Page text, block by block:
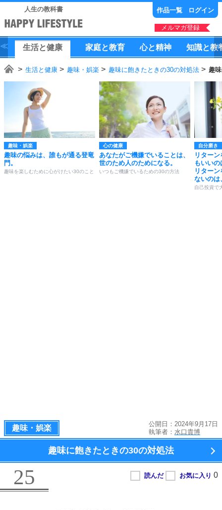
人生の教科書 作品一覧 ログイン
メルマガ登録
生活と健康 家庭と教育 心と精神 知識と教
生活と健康 趣味・娯楽 趣味に飽きたときの30の対処法 趣
趣味・娯楽
趣味の悩みは、誰もが通る登竜
門。
趣味を楽しむために心がけたい30のこと
心の健康
あなたがご機嫌でいることは、
世のため人のためになる。
いつもご機嫌でいるための30の方法
自分磨き
リター
もいい
リター
ないのは
自己投資で
趣味・娯楽
公開日：2024年9月17日
執筆者： 水口貴博
趣味に飽きたときの30の対処法
25